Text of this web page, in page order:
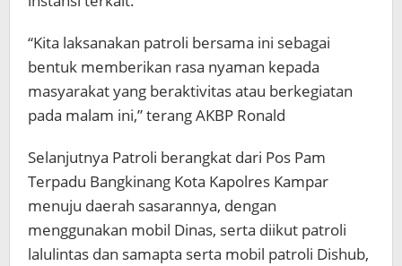
“Kita laksanakan patroli bersama ini sebagai
bentuk memberikan rasa nyaman kepada
masyarakat yang beraktivitas atau berkegiatan
pada malam ini,” terang AKBP Ronald
Selanjutnya Patroli berangkat dari Pos Pam
Terpadu Bangkinang Kota Kapolres Kampar
menuju daerah sasarannya, dengan
menggunakan mobil Dinas, serta diikut patroli
lalulintas dan samapta serta mobil patroli Dishub,